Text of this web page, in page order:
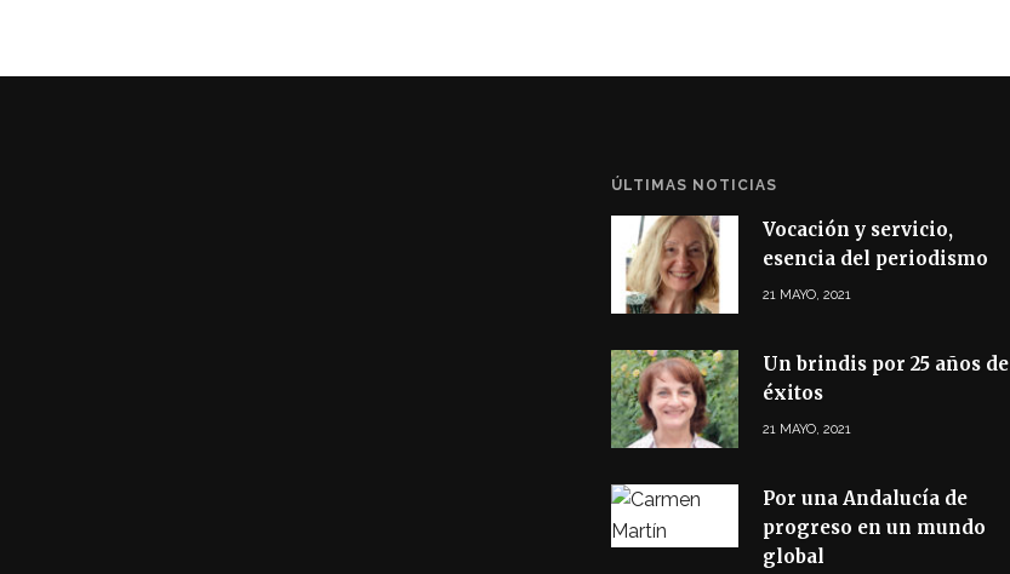
ÚLTIMAS NOTICIAS
Vocación y servicio,
esencia del periodismo
21 MAYO, 2021
Un brindis por 25 años de
éxitos
21 MAYO, 2021
Por una Andalucía de
progreso en un mundo
global